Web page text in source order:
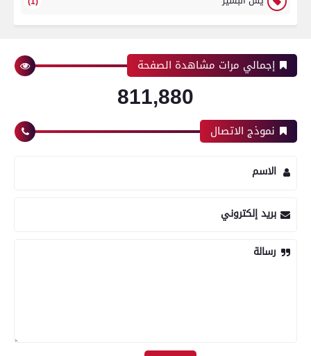
إجمالي مرات مشاهدة الصفحة
811,880
نموذج الاتصال
الاسم
بريد إلكتروني
رسالة